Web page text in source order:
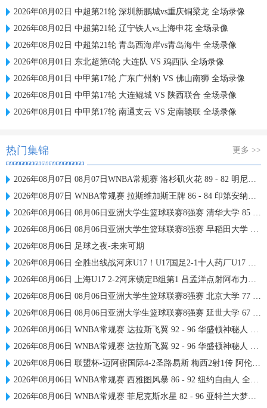
2026年08月02日 中超第21轮 深圳新鹏城vs重庆铜梁龙 全场录像
2026年08月02日 中超第21轮 辽宁铁人vs上海申花 全场录像
2026年08月02日 中超第21轮 青岛西海岸vs青岛海牛 全场录像
2026年08月01日 东北超第6轮 大连队 VS 鸡西队 全场录像
2026年08月01日 中甲第17轮 广东广州豹 VS 佛山南狮 全场录像
2026年08月01日 中甲第17轮 大连鲲城 VS 陕西联合 全场录像
2026年08月01日 中甲第17轮 南通支云 VS 定南赣联 全场录像
热门集锦 更多 >>
2026年08月07日 08月07日WNBA常规赛 洛杉矶火花 89 - 82 明尼苏达山猫 全场集锦
2026年08月07日 WNBA常规赛 拉斯维加斯王牌 86 - 84 印第安纳狂热 全场集锦
2026年08月06日 08月06日亚洲大学生篮球联赛8强赛 清华大学 85 - 81 菲律宾大学 集锦
2026年08月06日 08月06日亚洲大学生篮球联赛8强赛 早稻田大学 78 - 71 高丽大学 集锦
2026年08月06日 足球之夜-未来可期
2026年08月06日 全胜出线战河床U17！U17国足2-1十人药厂U17 赵松源登场1分钟传射
2026年08月06日 上海U17 2-2河床锁定B组第1 吕孟洋点射阿布力米破门 将战A组第2
2026年08月06日 08月06日亚洲大学生篮球联赛8强赛 北京大学 77 - 79 上海交通大学 集锦
2026年08月06日 08月06日亚洲大学生篮球联赛8强赛 延世大学 67 - 72 政治大学 集锦
2026年08月06日 WNBA常规赛 达拉斯飞翼 92 - 96 华盛顿神秘人 全场集锦
2026年08月06日 WNBA常规赛 达拉斯飞翼 92 - 96 华盛顿神秘人 全场集锦
2026年08月06日 联盟杯-迈阿密国际4-2圣路易斯 梅西2射1传 阿伦助攻戴帽
2026年08月06日 WNBA常规赛 西雅图风暴 86 - 92 纽约自由人 全场集锦
2026年08月06日 WNBA常规赛 菲尼克斯水星 82 - 96 亚特兰大梦想 全场集锦